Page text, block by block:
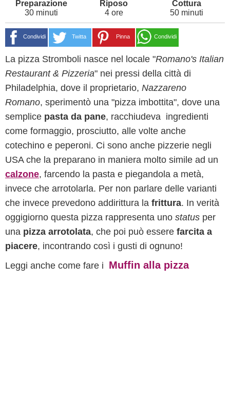
30 minuti 4 ore 50 minuti
Condividi Twitta Pinna Condividi
La pizza Stromboli nasce nel locale "Romano's Italian
Restaurant & Pizzeria" nei pressi della città di
Philadelphia, dove il proprietario, Nazzareno
Romano, sperimentò una "pizza imbottita", dove una
semplice pasta da pane, racchiudeva ingredienti
come formaggio, prosciutto, alle volte anche
cotechino e peperoni. Ci sono anche pizzerie negli
USA che la preparano in maniera molto simile ad un
calzone, farcendo la pasta e piegandola a metà,
invece che arrotolarla. Per non parlare delle varianti
che invece prevedono addirittura la frittura. In verità
oggigiorno questa pizza rappresenta uno status per
una pizza arrotolata, che poi può essere farcita a
piacere, incontrando così i gusti di ognuno!
Leggi anche come fare i Muffin alla pizza